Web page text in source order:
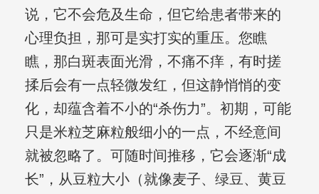
说，它不会危及生命，但它给患者带来的
心理负担，那可是实打实的重压。您瞧
瞧，那白斑表面光滑，不痛不痒，有时搓
揉后会有一点轻微发红，但这静悄悄的变
化，却蕴含着不小的“杀伤力”。初期，可能
只是米粒芝麻粒般细小的一点，不经意间
就被忽略了。可随时间推移，它会逐渐“成
长”，从豆粒大小（就像麦子、绿豆、黄豆